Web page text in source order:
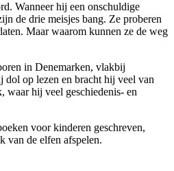
Wanneer hij een onschuldige
de drie meisjes bang. Ze proberen
Maar waarom kunnen ze de weg
in Denemarken, vlakbij
op lezen en bracht hij veel van
hij veel geschiedenis- en
voor kinderen geschreven,
van de elfen afspelen.